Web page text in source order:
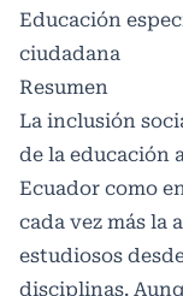
Educación
ciudadana
Resumen
La inclusión
de la educación
Ecuador como
cada vez más la
estudiosos
disciplinas.